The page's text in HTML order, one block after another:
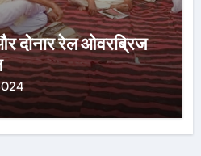
दोनार रेल ओवरब्रिज